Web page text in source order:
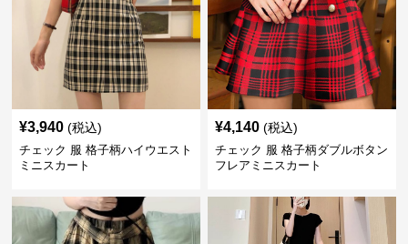
¥3,940 (税込)
チェック 服 格子柄ハイウエスト
ミニスカート
¥4,140 (税込)
チェック 服 格子柄ダブルボタン
フレアミニスカート